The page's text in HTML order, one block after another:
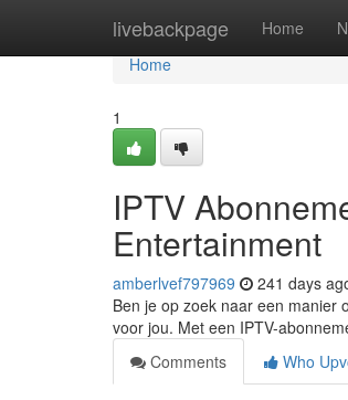
livebackpage Home
Home
Home
1
IPTV
Entertainment
amberlvef797969 241 days
Ben je op zoek naar een manier
voor jou. Met een IPTV-
Comments
Who